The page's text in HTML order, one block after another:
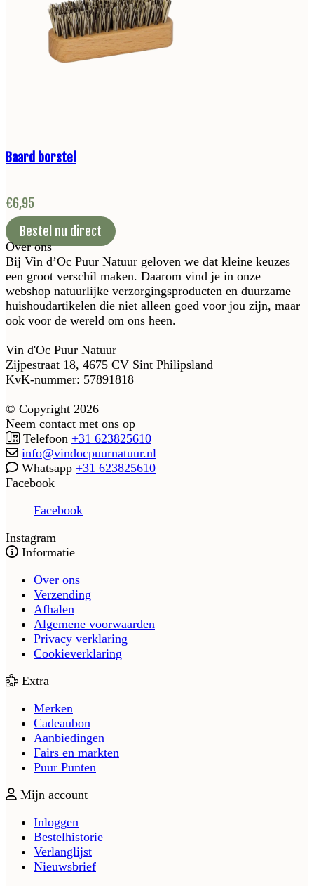
Baard borstel
€6,95
Bestel nu direct
Over ons
Bij Vin d’Oc Puur Natuur geloven we dat kleine keuzes
een groot verschil maken. Daarom vind je in onze
webshop natuurlijke verzorgingsproducten en duurzame
huishoudartikelen die niet alleen goed voor jou zijn, maar
ook voor de wereld om ons heen.
Vin d'Oc Puur Natuur
Zijpestraat 18, 4675 CV Sint Philipsland
KvK-nummer: 57891818
© Copyright 2026
Neem contact met ons op
Telefoon +31 623825610
info@vindocpuurnatuur.nl
Whatsapp +31 623825610
Facebook
Facebook
Instagram
Informatie
Over ons
Verzending
Afhalen
Algemene voorwaarden
Privacy verklaring
Cookieverklaring
Extra
Merken
Cadeaubon
Aanbiedingen
Fairs en markten
Puur Punten
Mijn account
Inloggen
Bestelhistorie
Verlanglijst
Nieuwsbrief